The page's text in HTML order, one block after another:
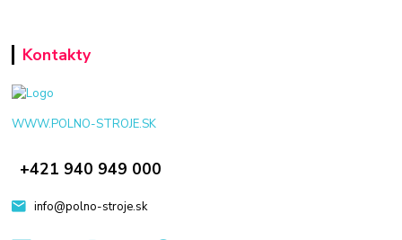
Kontakty
WWW.POLNO-STROJE.SK
+421 940 949 000
info@polno-stroje.sk